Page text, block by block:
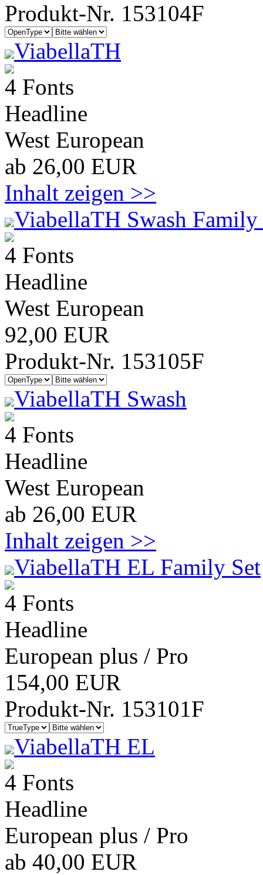
Produkt-Nr. 153104F
ViabellaTH
4 Fonts
Headline
West European
ab 26,00 EUR
Inhalt zeigen >>
ViabellaTH Swash Family
4 Fonts
Headline
West European
92,00 EUR
Produkt-Nr. 153105F
ViabellaTH Swash
4 Fonts
Headline
West European
ab 26,00 EUR
Inhalt zeigen >>
ViabellaTH EL Family Set
4 Fonts
Headline
European plus / Pro
154,00 EUR
Produkt-Nr. 153101F
ViabellaTH EL
4 Fonts
Headline
European plus / Pro
ab 40,00 EUR